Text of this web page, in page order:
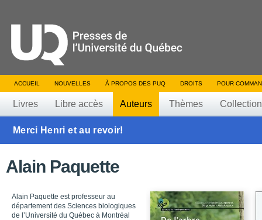
ACCUEIL NOUVELLES À PROPOS DES PUQ DROITS POUR
Livres Libre accès Auteurs Thèmes
Merci Henri et au revoir!
Alain Paquette
Alain Paquette est professeur au
département des Sciences biologiques
de l’Université du Québec à Montréal